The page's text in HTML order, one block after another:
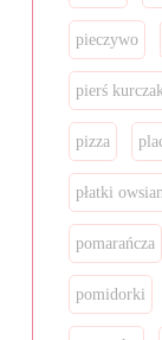
pieczywo
pierś
pizza
płatki
pomarańcza
pomidorki